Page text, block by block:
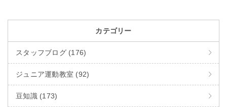
カテゴリー
スタッフブログ (176)
ジュニア運動教室 (92)
豆知識 (173)